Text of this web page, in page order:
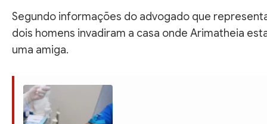
Segundo informações do advogado que
dois homens invadiram a casa onde Arimatheia
uma amiga.